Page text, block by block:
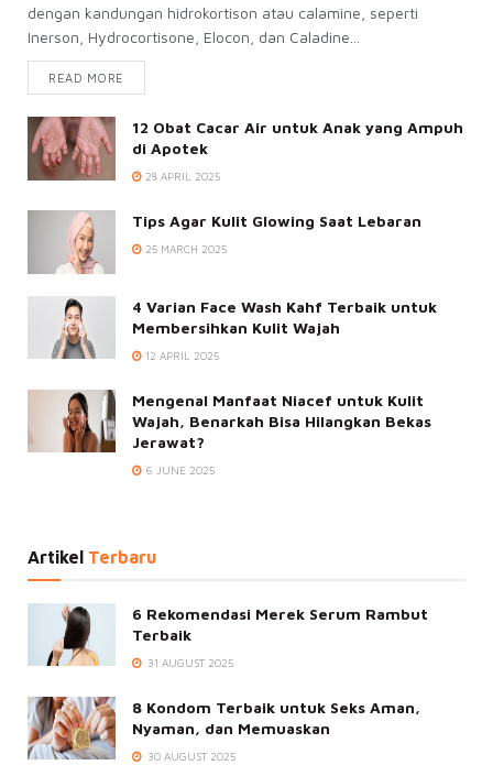
dengan kandungan hidrokortison atau calamine, seperti
Inerson, Hydrocortisone, Elocon, dan Caladine...
READ MORE
12 Obat Cacar Air untuk Anak yang Ampuh
di Apotek
28 APRIL 2025
Tips Agar Kulit Glowing Saat Lebaran
25 MARCH 2025
4 Varian Face Wash Kahf Terbaik untuk
Membersihkan Kulit Wajah
12 APRIL 2025
Mengenal Manfaat Niacef untuk Kulit
Wajah, Benarkah Bisa Hilangkan Bekas
Jerawat?
6 JUNE 2025
Artikel Terbaru
6 Rekomendasi Merek Serum Rambut
Terbaik
31 AUGUST 2025
8 Kondom Terbaik untuk Seks Aman,
Nyaman, dan Memuaskan
30 AUGUST 2025